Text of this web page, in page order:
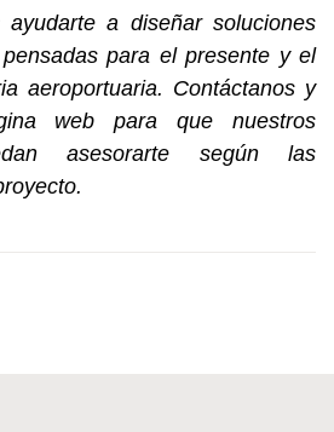
a diseñar soluciones
para el presente y el
aeroportuaria. Contáctanos y
web para que nuestros
asesorarte según las